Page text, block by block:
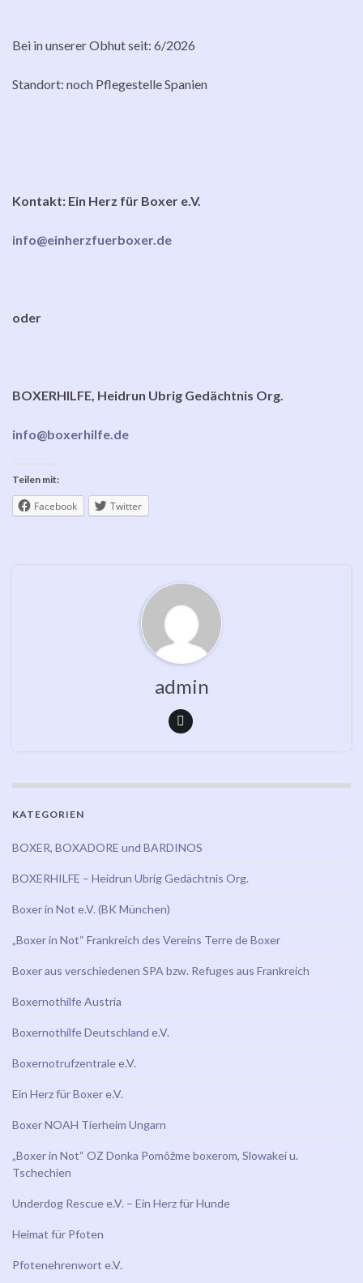
Bei in unserer Obhut seit: 6/2026
Standort: noch Pflegestelle Spanien
Kontakt: Ein Herz für Boxer e.V.
info@einherzfuerboxer.de
oder
BOXERHILFE, Heidrun Ubrig Gedächtnis Org.
info@boxerhilfe.de
Teilen mit:
Facebook Twitter
admin
KATEGORIEN
BOXER, BOXADORE und BARDINOS
BOXERHILFE – Heidrun Ubrig Gedächtnis Org.
Boxer in Not e.V. (BK München)
„Boxer in Not“ Frankreich des Vereins Terre de Boxer
Boxer aus verschiedenen SPA bzw. Refuges aus Frankreich
Boxernothilfe Austria
Boxernothilfe Deutschland e.V.
Boxernotrufzentrale e.V.
Ein Herz für Boxer e.V.
Boxer NOAH Tierheim Ungarn
„Boxer in Not“ OZ Donka Pomôžme boxerom, Slowakei u.
Tschechien
Underdog Rescue e.V. – Ein Herz für Hunde
Heimat für Pfoten
Pfotenehrenwort e.V.